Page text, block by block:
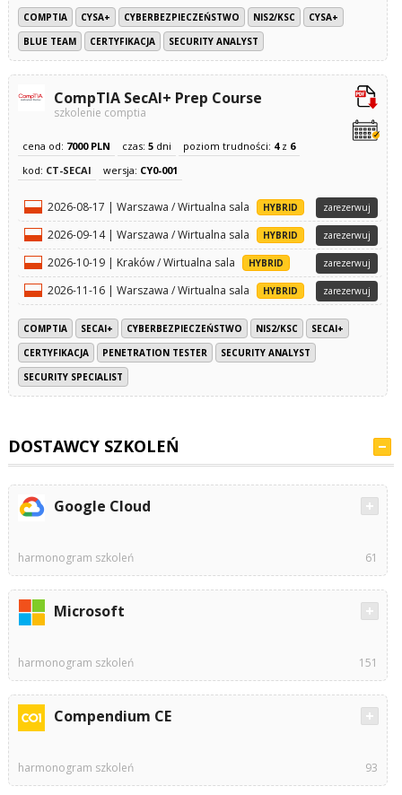
COMPTIA CYSA+ CYBERBEZPIECZEŃSTWO NIS2/KSC
CYSA+
BLUE TEAM
CERTYFIKACJA SECURITY ANALYST
CompTIA SecAI+ Prep Course
szkolenie comptia
cena od: 7000 PLN czas: 5dni poziom trudności: 4z 6
kod: CT-SECAI wersja: CY0-001
2026-08-17 | Warszawa / Wirtualna sala HYBRID zarezerwuj
2026-09-14 | Warszawa / Wirtualna sala HYBRID zarezerwuj
2026-10-19 | Kraków / Wirtualna sala HYBRID zarezerwuj
2026-11-16 | Warszawa / Wirtualna sala HYBRID zarezerwuj
COMPTIA SECAI+ CYBERBEZPIECZEŃSTWO NIS2/KSC
SECAI+
CERTYFIKACJA
PENETRATION TESTER
SECURITY ANALYST
SECURITY SPECIALIST
DOSTAWCY SZKOLEŃ
Google Cloud
harmonogram szkoleń 61
Microsoft
harmonogram szkoleń 151
Compendium CE
harmonogram szkoleń 93